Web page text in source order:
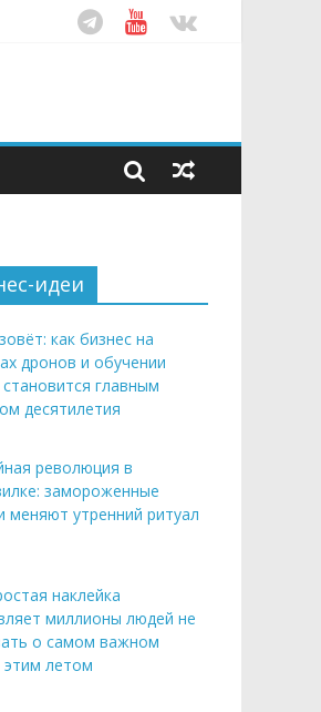
идеи
как бизнес на
дронов и обучении
главным
десятилетия
революция в
замороженные
меняют утренний ритуал
наклейка
миллионы людей не
о самом важном
этим летом